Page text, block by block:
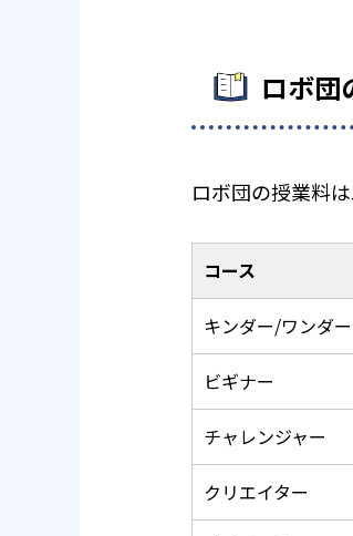
ロボ団
ロボ団の授業料
コース
キンダー/ワンダー
ビギナー
チャレンジャー
クリエイター